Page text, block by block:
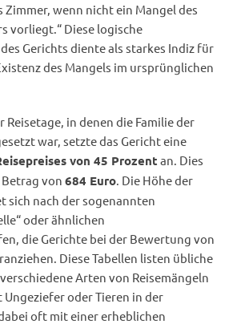
wenn nicht ein Mangel des
vorliegt.“ Diese logische
Gerichts diente als starkes Indiz für
des Mangels im ursprünglichen
Reisetage, in denen die Familie der
war, setzte das Gericht eine
von 45 Prozent an. Dies
von 684 Euro. Die Höhe der
sich nach der sogenannten
oder ähnlichen
die Gerichte bei der Bewertung von
Diese Tabellen listen übliche
Arten von Reisemängeln
oder Tieren in der
oft mit einer erheblichen